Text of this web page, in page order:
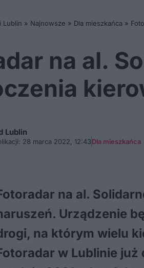
Lublin » Najnowsze » Dla mieszkańca »
na al.
Lublin
28 marca 2022, 12:43Dla mieszkańca
na al.
Urządzenie
na którym wielu
w Lublinie już